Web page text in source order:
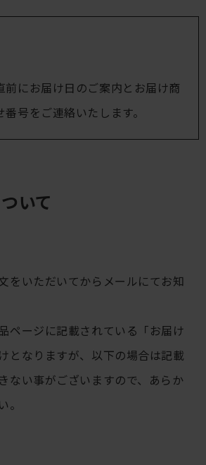
前にお届け日のご案内とお届け商
号をご連絡いたします。
いて
をいただいてからメールにてお知
ページに記載されている「お届け
となりますが、以下の場合は記載
ない事がございますので、あらか
。